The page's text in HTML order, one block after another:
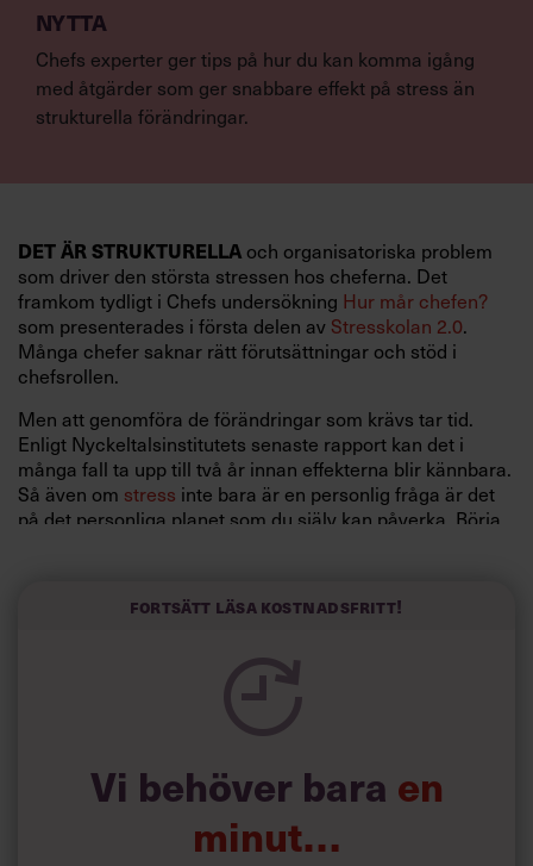
NYTTA
Chefs experter ger tips på hur du kan komma igång
med åtgärder som ger snabbare effekt på stress än
strukturella förändringar.
DET ÄR STRUKTURELLA och organisatoriska problem
som driver den största stressen hos cheferna. Det
framkom tydligt i Chefs undersökning Hur mår chefen?
som presenterades i första delen av Stresskolan 2.0.
Många chefer saknar rätt förutsättningar och stöd i
chefsrollen.
Men att genomföra de förändringar som krävs tar tid.
Enligt Nyckeltalsinstitutets senaste rapport kan det i
många fall ta upp till två år innan effekterna blir kännbara.
Så även om stress inte bara är en personlig fråga är det
på det personliga planet som du själv kan påverka. Börja
”Man behöver jobba på alla nivåer”, säger hon.
Som Chefs undersökning från förra numret också visade
har många chefer, hela sju av tio, redan vidtagit åtgärder.
Stresskolan 2.0
Fortsätt läsa kostnadsfritt!
Vi behöver bara en
minut…